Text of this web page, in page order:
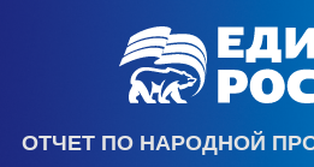
ОТЧЕТ ПО НАРОДНОЙ